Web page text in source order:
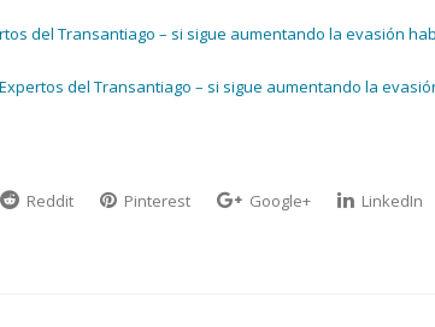
del Transantiago – si sigue aumentando la evasión
del Transantiago – si sigue aumentando la
Reddit Pinterest Google+ LinkedIn